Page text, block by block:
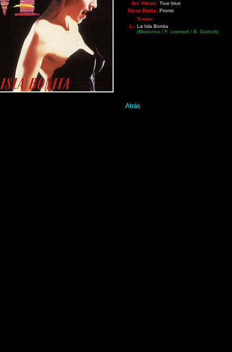
Del Album: True blue
Otros Datos: Promo
Temas:
1.- La Isla Bonita
(Madonna / P. Leonard / B. Gaitsch)
Atrás